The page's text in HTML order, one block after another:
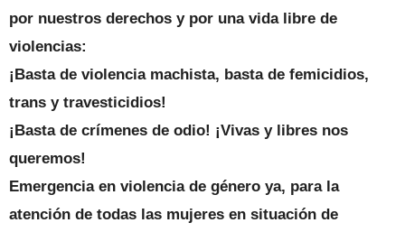
por nuestros derechos y por una vida libre de
violencias:
¡Basta de violencia machista, basta de femicidios,
trans y travesticidios!
¡Basta de crímenes de odio! ¡Vivas y libres nos
queremos!
Emergencia en violencia de género ya, para la
atención de todas las mujeres en situación de